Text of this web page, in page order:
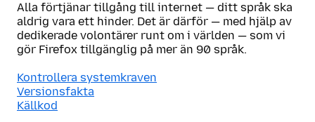
Alla förtjänar tillgång till internet — ditt språk ska
aldrig vara ett hinder. Det är därför — med hjälp av
dedikerade volontärer runt om i världen — som vi
gör Firefox tillgänglig på mer än 90 språk.
Kontrollera systemkraven
Versionsfakta
Källkod